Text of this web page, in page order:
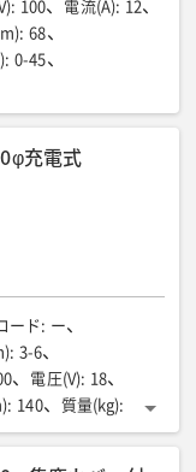
: 100 電流(A): 12
: 68
: 0-45
充電式
ード : ー
: 3-6
電圧(V): 18
: 140 質量(kg):
DC18RF×1個